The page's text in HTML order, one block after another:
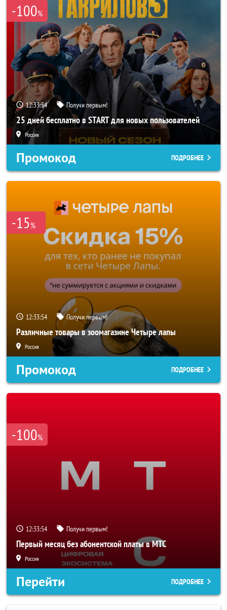
-100%
12:33:52 Получи первым!
25 дней бесплатно в START для новых пользователей
Россия
Промокод ПОДРОБНЕЕ
-15%
12:33:52 Получи первым!
Различные товары в зоомагазине Четыре лапы
Россия
Промокод ПОДРОБНЕЕ
-100%
12:33:52 Получи первым!
Первый месяц без абонентской платы в МТС
Россия
Перейти ПОДРОБНЕЕ